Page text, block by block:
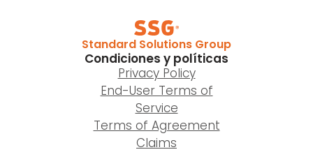
Standard Solutions Group
Condiciones y políticas
Privacy Policy
End-User Terms of
Service
Terms of Agreement
Claims